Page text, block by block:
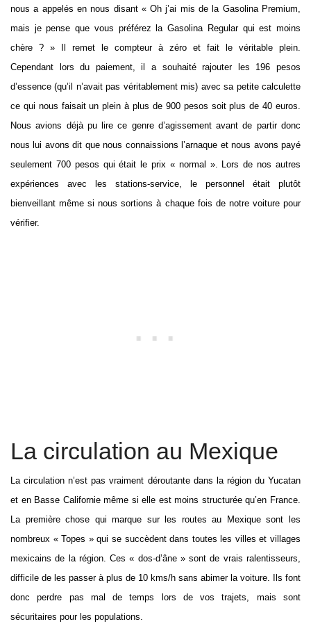
nous a appelés en nous disant « Oh j’ai mis de la Gasolina Premium,
mais je pense que vous préférez la Gasolina Regular qui est moins
chère ? » Il remet le compteur à zéro et fait le véritable plein.
Cependant lors du paiement, il a souhaité rajouter les 196 pesos
d’essence (qu’il n’avait pas véritablement mis) avec sa petite calculette
ce qui nous faisait un plein à plus de 900 pesos soit plus de 40 euros.
Nous avions déjà pu lire ce genre d’agissement avant de partir donc
nous lui avons dit que nous connaissions l’arnaque et nous avons payé
seulement 700 pesos qui était le prix « normal ». Lors de nos autres
expériences avec les stations-service, le personnel était plutôt
bienveillant même si nous sortions à chaque fois de notre voiture pour
vérifier.
La circulation au Mexique
La circulation n’est pas vraiment déroutante dans la région du Yucatan
et en Basse Californie même si elle est moins structurée qu’en France.
La première chose qui marque sur les routes au Mexique sont les
nombreux « Topes » qui se succèdent dans toutes les villes et villages
mexicains de la région. Ces « dos-d’âne » sont de vrais ralentisseurs,
difficile de les passer à plus de 10 kms/h sans abimer la voiture. Ils font
donc perdre pas mal de temps lors de vos trajets, mais sont
sécuritaires pour les populations.